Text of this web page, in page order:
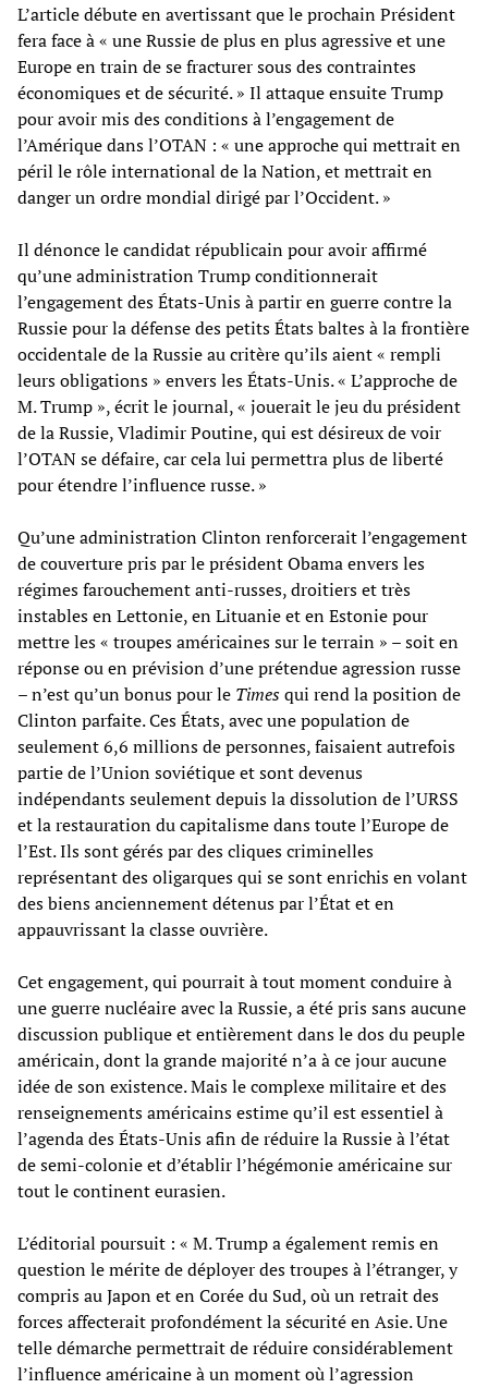
L’article débute en avertissant que le prochain Président
fera face à « une Russie de plus en plus agressive et une
Europe en train de se fracturer sous des contraintes
économiques et de sécurité. » Il attaque ensuite Trump
pour avoir mis des conditions à l’engagement de
l’Amérique dans l’OTAN : « une approche qui mettrait en
péril le rôle international de la Nation, et mettrait en
danger un ordre mondial dirigé par l’Occident. »
Il dénonce le candidat républicain pour avoir affirmé
qu’une administration Trump conditionnerait
l’engagement des États-Unis à partir en guerre contre la
Russie pour la défense des petits États baltes à la frontière
occidentale de la Russie au critère qu’ils aient « rempli
leurs obligations » envers les États-Unis. « L’approche de
M. Trump », écrit le journal, « jouerait le jeu du président
de la Russie, Vladimir Poutine, qui est désireux de voir
l’OTAN se défaire, car cela lui permettra plus de liberté
pour étendre l’influence russe. »
Qu’une administration Clinton renforcerait l’engagement
de couverture pris par le président Obama envers les
régimes farouchement anti-russes, droitiers et très
instables en Lettonie, en Lituanie et en Estonie pour
mettre les « troupes américaines sur le terrain » – soit en
réponse ou en prévision d’une prétendue agression russe
– n’est qu’un bonus pour le Timesqui rend la position de
Clinton parfaite. Ces États, avec une population de
seulement 6,6 millions de personnes, faisaient autrefois
partie de l’Union soviétique et sont devenus
indépendants seulement depuis la dissolution de l’URSS
et la restauration du capitalisme dans toute l’Europe de
l’Est. Ils sont gérés par des cliques criminelles
représentant des oligarques qui se sont enrichis en volant
des biens anciennement détenus par l’État et en
appauvrissant la classe ouvrière.
Cet engagement, qui pourrait à tout moment conduire à
une guerre nucléaire avec la Russie, a été pris sans aucune
discussion publique et entièrement dans le dos du peuple
américain, dont la grande majorité n’a à ce jour aucune
idée de son existence. Mais le complexe militaire et des
renseignements américains estime qu’il est essentiel à
l’agenda des États-Unis afin de réduire la Russie à l’état
de semi-colonie et d’établir l’hégémonie américaine sur
tout le continent eurasien.
L’éditorial poursuit : « M. Trump a également remis en
question le mérite de déployer des troupes à l’étranger, y
compris au Japon et en Corée du Sud, où un retrait des
forces affecterait profondément la sécurité en Asie. Une
telle démarche permettrait de réduire considérablement
l’influence américaine à un moment où l’agression